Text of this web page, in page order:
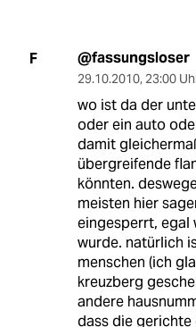
F @fassungsloser
29.10.2010, 23:00
wo ist da der
oder ein auto
damit
übergreifende
könnten.
meisten hier
eingesperrt, egal
wurde. natürlich
menschen (ich
kreuzberg
andere
dass die gerichte